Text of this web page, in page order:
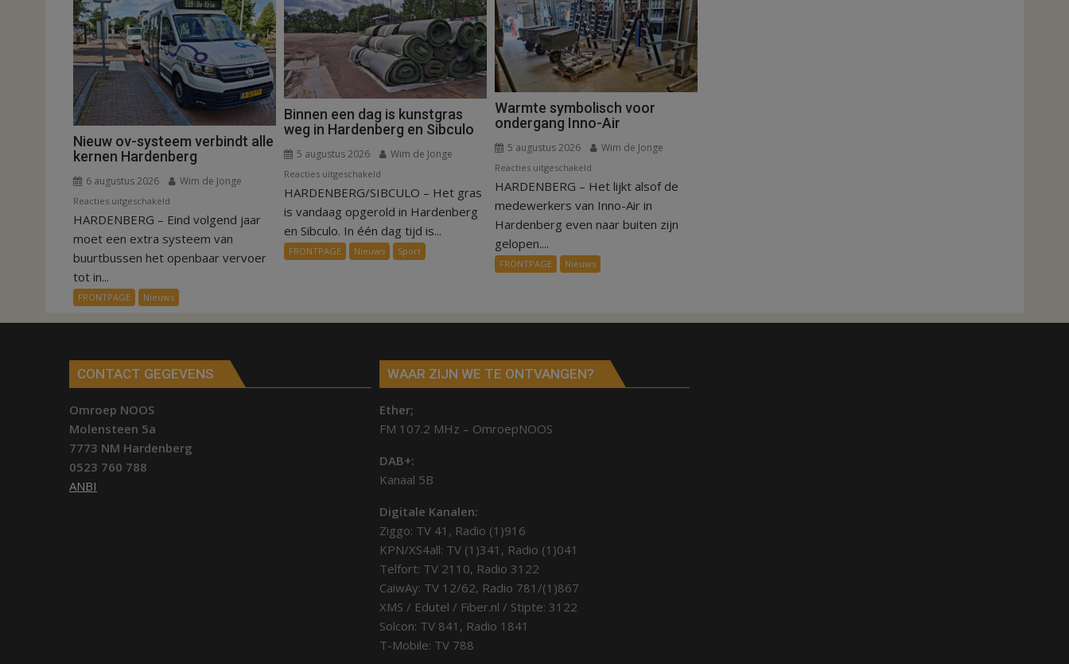
Nieuw ov-systeem verbindt alle
kernen Hardenberg
6 augustus 2026 Wim de Jonge
Reacties uitgeschakeld
Nieuw
ov-
systeem
alle
kernen
Hardenberg
HARDENBERG – Eind volgend jaar
moet een extra systeem van
buurtbussen het openbaar vervoer
tot in...
FRONTPAGE Nieuws
Binnen een dag is kunstgras
weg in Hardenberg en Sibculo
5 augustus 2026 Wim de Jonge
Reacties uitgeschakeld
Binnen
een
dag
is
kunstgras
HARDENBERG/SIBCULO – Het gras
is vandaag opgerold in Hardenberg
en Sibculo. In één dag tijd is...
FRONTPAGE Nieuws Sport
Warmte symbolisch voor
ondergang Inno-Air
5 augustus 2026 Wim de Jonge
Reacties uitgeschakeld
Warmte
symbolisch
Inno-
Air
HARDENBERG – Het lijkt alsof de
medewerkers van Inno-Air in
Hardenberg even naar buiten zijn
gelopen....
FRONTPAGE Nieuws
CONTACT GEGEVENS
Omroep NOOS
Molensteen 5a
7773 NM Hardenberg
0523 760 788
ANBI
WAAR ZIJN WE TE ONTVANGEN?
Ether;
FM 107.2 MHz – OmroepNOOS
DAB+:
Kanaal 5B
Digitale Kanalen:
Ziggo: TV 41, Radio (1)916
KPN/XS4all: TV (1)341, Radio (1)041
Telfort: TV 2110, Radio 3122
CaiwAy: TV 12/62, Radio 781/(1)867
XMS / Edutel / Fiber.nl / Stipte: 3122
Solcon: TV 841, Radio 1841
T-Mobile: TV 788